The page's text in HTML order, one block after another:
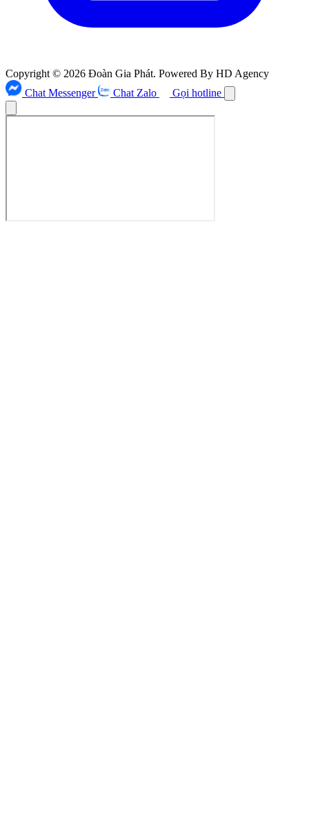
Copyright © 2026 Đoàn Gia Phát. Powered By HD Agency
Chat Messenger
Chat Zalo Gọi hotline